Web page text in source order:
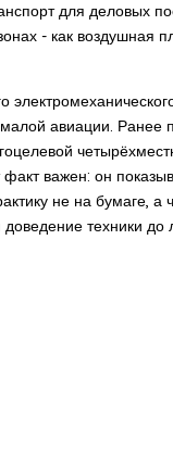
для деловых
- как воздушная
авиации. Ранее
важен: он
не на бумаге, а
доведение техники до